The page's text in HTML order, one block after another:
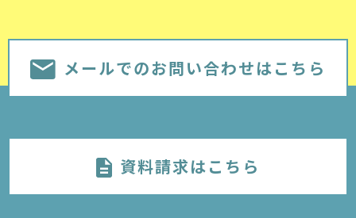
メールでのお問い合わせはこちら
資料請求はこちら